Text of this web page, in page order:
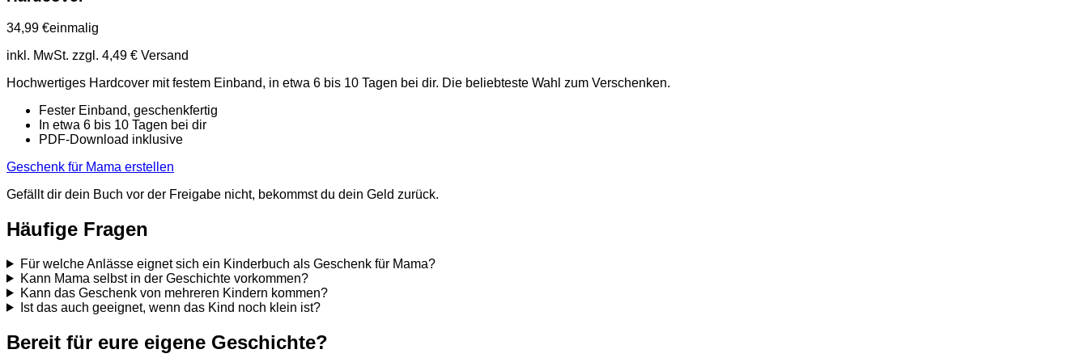
34,99 €einmalig
inkl. MwSt. zzgl. 4,49 € Versand
Hochwertiges Hardcover mit festem Einband, in etwa 6 bis 10 Tagen bei dir. Die beliebteste Wahl zum Verschenken.
Fester Einband, geschenkfertig
In etwa 6 bis 10 Tagen bei dir
PDF-Download inklusive
Geschenk für Mama erstellen
Gefällt dir dein Buch vor der Freigabe nicht, bekommst du dein Geld zurück.
Häufige Fragen
Für welche Anlässe eignet sich ein Kinderbuch als Geschenk für Mama?
Kann Mama selbst in der Geschichte vorkommen?
Kann das Geschenk von mehreren Kindern kommen?
Ist das auch geeignet, wenn das Kind noch klein ist?
Bereit für eure eigene Geschichte?